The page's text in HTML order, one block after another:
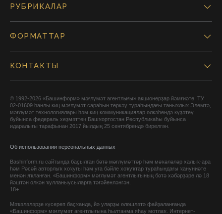
РУБРИКАЛАР
ФОРМАТТАР
КОНТАКТЫ
© 1992-2026 «Башинформ» мәғлүмәт агентлығы» акционерҙар йәмғиәте. ТУ
02-01609 һанлы киң мәғлүмәт сараһын теркәү тураһындағы таныҡлыҡ Элемтә,
мәғлүмәт технологиялары һәм киң коммуникациялар өлкәһендә күҙәтеү
буйынса федераль хеҙмәттең Башҡортостан Республикаһы буйынса
идаралығы тарафынан 2017 йылдың 25 сентябрендә бирелгән.
Об использовании персональных данных
Bashinform.ru сайтында баҫылған бөтә мәғлүмәттәр һәм мәҡәләләр халыҡ-ара
һәм Рәсәй авторлыҡ хоҡуғы һәм уға бәйле хоҡуҡтар тураһындағы ҡануниәте
менән яҡланған. «Башинформ» мәғлүмәт агентлығының бөтә хәбәрҙәре лә 18
йәштән өлкән ҡулланыусыларға тәғәйенләнгән.
18+
Мәҡәләләрҙе күсереп баҫҡанда, йә уларҙы өлөшләтә файҙаланғанда
«Башинформ» мәғлүмәт агентлығына һылтанма яһау мотлаҡ. Интернет-